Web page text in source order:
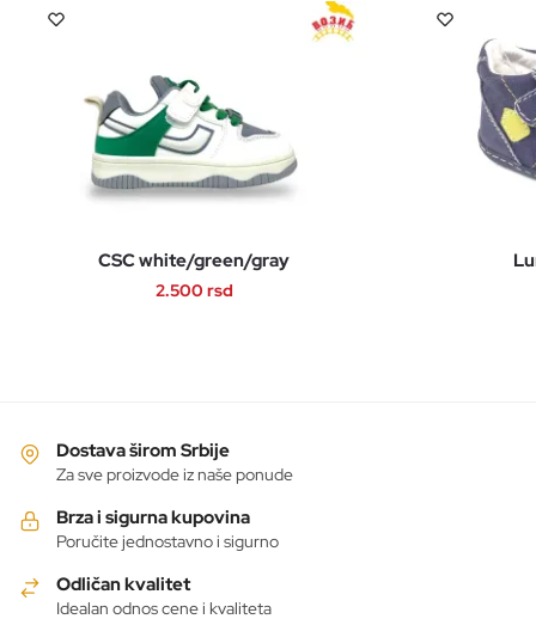
CSC white/green/gray
2.500 rsd
varijanti.
Opcije
biti
Dostava širom Srbije
Za sve proizvode iz naše ponude
Brza i sigurna kupovina
Poručite jednostavno i sigurno
Odličan kvalitet
Idealan odnos cene i kvaliteta